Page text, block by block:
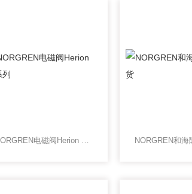
优势NORGREN电磁阀Herion 95000系列